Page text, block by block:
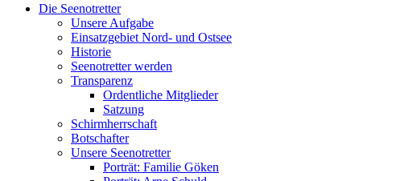
Die Seenotretter
Unsere Aufgabe
Einsatzgebiet Nord- und Ostsee
Historie
Seenotretter werden
Transparenz
Ordentliche Mitglieder
Satzung
Schirmherrschaft
Botschafter
Unsere Seenotretter
Porträt: Familie Göken